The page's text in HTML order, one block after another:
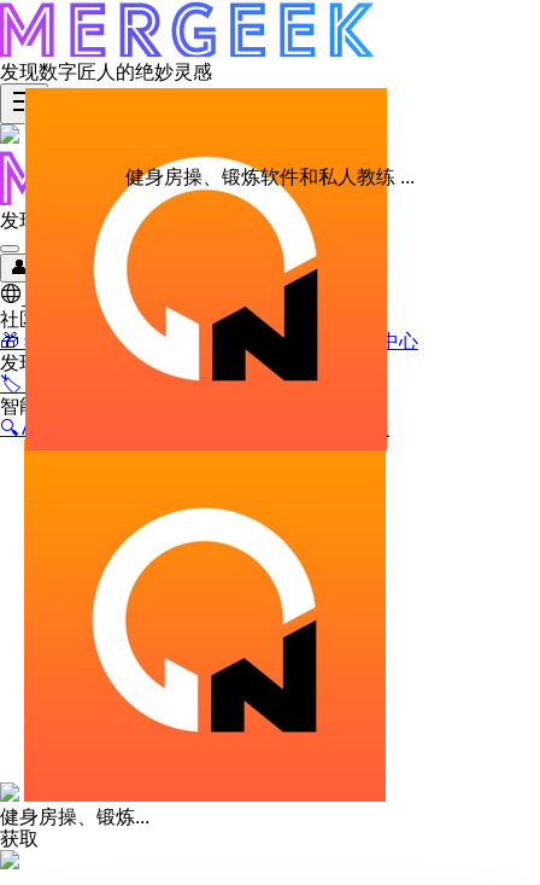
发现数字匠人的绝妙灵感
发现数字匠人的绝妙灵感
👤
登录 / 注册
Switch to English
社区福利
🎁 独家限免 💎早鸟优惠 宝石兑换
个人中心
发现精选
🏷️
省钱日报 🕹️极客玩法
智能情报
🔍AI 搜索 产品情报
健身房操、锻炼...
获取
健身房操、锻炼软件和私人教练 ...